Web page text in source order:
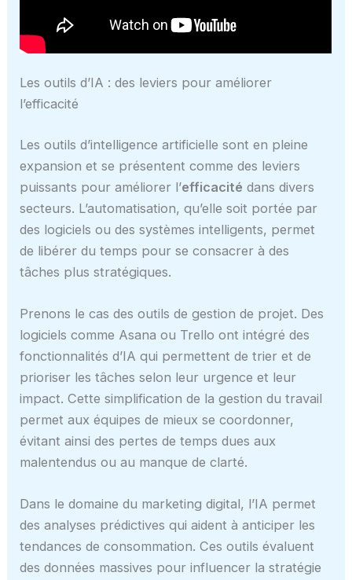
Les outils d’IA : des leviers pour améliorer
l’efficacité
Les outils d’intelligence artificielle sont en pleine
expansion et se présentent comme des leviers
puissants pour améliorer l’efficacité dans divers
secteurs. L’automatisation, qu’elle soit portée par
des logiciels ou des systèmes intelligents, permet
de libérer du temps pour se consacrer à des
tâches plus stratégiques.
Prenons le cas des outils de gestion de projet. Des
logiciels comme Asana ou Trello ont intégré des
fonctionnalités d’IA qui permettent de trier et de
prioriser les tâches selon leur urgence et leur
impact. Cette simplification de la gestion du travail
permet aux équipes de mieux se coordonner,
évitant ainsi des pertes de temps dues aux
malentendus ou au manque de clarté.
Dans le domaine du marketing digital, l’IA permet
des analyses prédictives qui aident à anticiper les
tendances de consommation. Ces outils évaluent
des données massives pour influencer la stratégie